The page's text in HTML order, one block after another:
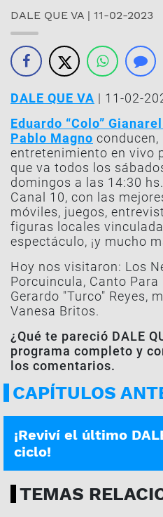
DALE QUE VA | 11-02-2023
DALE QUE VA | 11-02-
Eduardo “Colo”
Pablo Magno conducen,
entretenimiento en vivo
que va todos los
domingos a las 14:30
Canal 10, con las
móviles, juegos,
figuras locales
espectáculo, ¡y mucho
Hoy nos visitaron: Los
Porcuincula, Canto Para
Gerardo "Turco" Reyes,
Vanesa Britos.
¿Qué te pareció DALE
programa completo y
los comentarios.
CAPÍTULOS
PROGRAMA COMPLETO | 28-12
¡Reviví el último
ciclo!
TEMAS